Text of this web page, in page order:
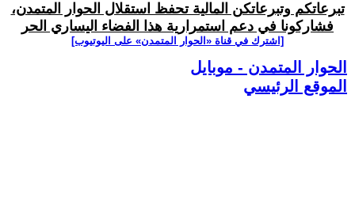
تبرعاتكم وتبرعاتكن المالية تحفظ استقلال الحوار المتمدن،
فشاركونا في دعم استمرارية هذا الفضاء اليساري الحر
[اشترك في قناة ‫«الحوار المتمدن» على اليوتيوب]
الحوار المتمدن - موبايل
الموقع الرئيسي